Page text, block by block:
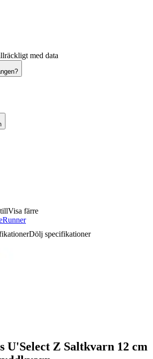
med data
tillVisa färre
Dölj specifikationer
U'Select Z Saltkvarn 12 cm